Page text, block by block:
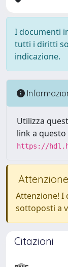
I documenti
tutti i diritti
indicazione.
Utilizza
link a
https://
Attenzione
Attenzione! I
sottoposti a
Citazioni